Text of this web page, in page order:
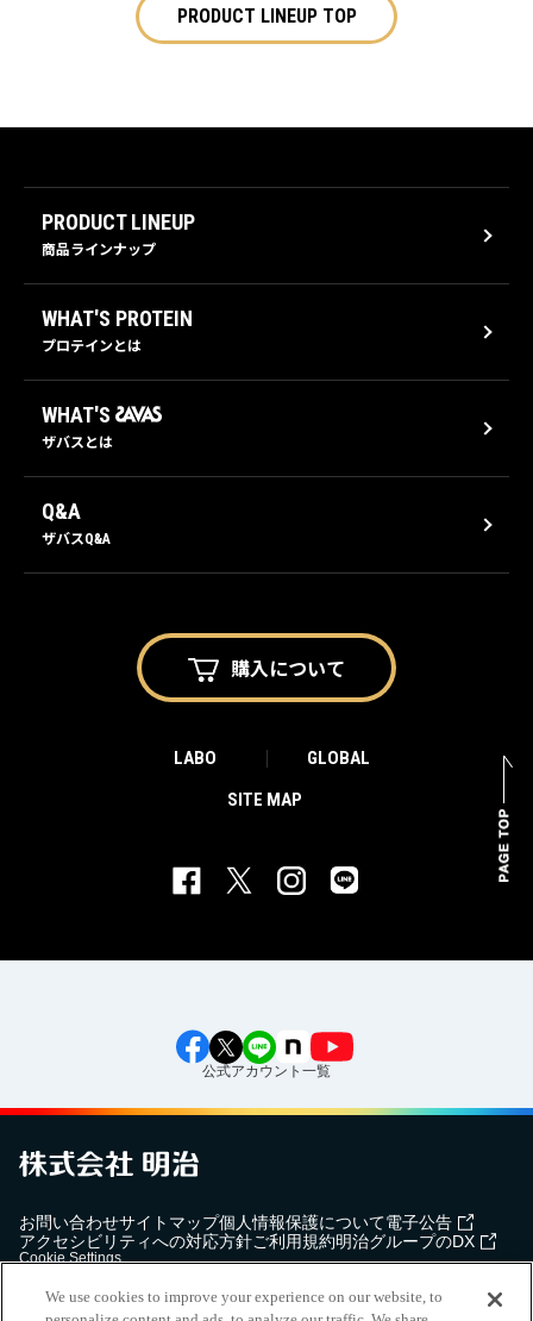
PRODUCT LINEUP TOP
PRODUCT LINEUP
商品ラインナップ
WHAT'S PROTEIN
プロテインとは
WHAT'S
ザバスとは
Q&A
ザバスQ&A
購入について
LABO
GLOBAL
SITE MAP
公式アカウント一覧
お問い合わせサイトマップ個人情報保護について電子公告
アクセシビリティへの対応方針ご利用規約明治グループのDX
Cookie Settings
We use cookies to improve your experience on our website, to